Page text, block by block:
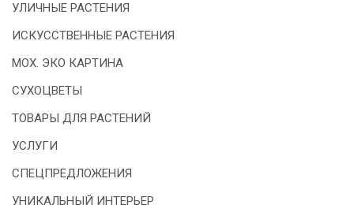
УЛИЧНЫЕ РАСТЕНИЯ
ИСКУССТВЕННЫЕ РАСТЕНИЯ
МОХ. ЭКО КАРТИНА
СУХОЦВЕТЫ
ТОВАРЫ ДЛЯ РАСТЕНИЙ
УСЛУГИ
СПЕЦПРЕДЛОЖЕНИЯ
УНИКАЛЬНЫЙ ИНТЕРЬЕР